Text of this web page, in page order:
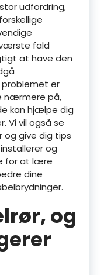
udfordring,
fald
at have den
problemet er
nærmere på,
kan hjælpe dig
Vi vil også se
og give dig tips
og
for at lære
dine
og